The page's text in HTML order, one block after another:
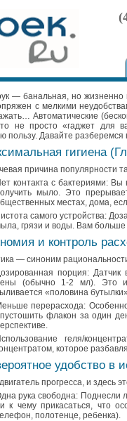
— банальная, но жизненно
с мелкими
Автоматические
не просто «гаджет для
пользу. Давайте разберемся
гигиена
причина популярности
контакта с бактериями:
мыло. Это
местах, дома,
самого устройства:
грязи и воды. Вам больше
и контроль
— синоним
порция: Датчик
(обычно 1-2 мл). Это
«половина
перерасхода:
флакон за один
геля/
которое
удобство в
прогресса, и здесь
рука свободна:
к чему прикасаться, что
полотенце, ребенка).